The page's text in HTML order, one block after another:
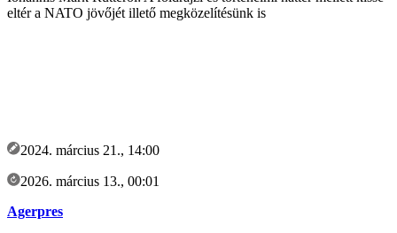
eltér a NATO jövőjét illető megközelítésünk is
2024. március 21., 14:00
2026. március 13., 00:01
Agerpres